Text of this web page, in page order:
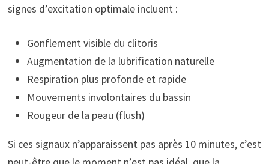
signes d’excitation optimale incluent :
Gonflement visible du clitoris
Augmentation de la lubrification naturelle
Respiration plus profonde et rapide
Mouvements involontaires du bassin
Rougeur de la peau (flush)
Si ces signaux n’apparaissent pas après 10 minutes, c’est